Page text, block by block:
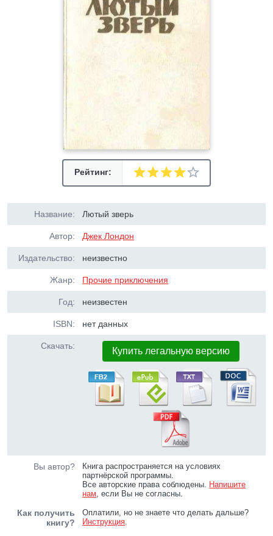
Рейтинг:
Название: Лютый зверь
Автор: Джек Лондон
Издательство: неизвестно
Жанр: Прочие приключения
Год: неизвестен
ISBN: нет данных
Скачать: Купить легальную версию
Вы автор?
Книга распространяется на условиях
партнёрской программы.
Все авторские права соблюдены. Напишите
нам, если Вы не согласны.
Как получить
книгу?
Оплатили, но не знаете что делать дальше?
Инструкция.